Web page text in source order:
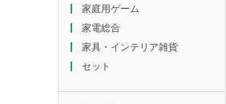
家庭用ゲーム
家電総合
家具・インテリア雑貨
セット